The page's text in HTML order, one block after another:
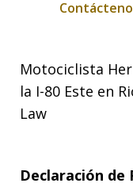
Motociclista
la I-80 Este en
Law
Declaración de